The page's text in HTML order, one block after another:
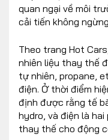
quan ngại về môi
cải tiến không
Theo trang Hot
nhiên liệu thay thế
tự nhiên, propane,
điện. Ở thời điểm
định được rằng tế
hydro, và điện là
thay thế cho động